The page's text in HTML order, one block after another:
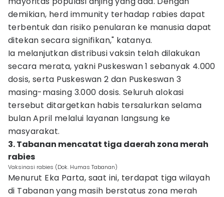
demikian, herd immunity terhadap rabies dapat
terbentuk dan risiko penularan ke manusia dapat
ditekan secara signifikan," katanya.
Ia melanjutkan distribusi vaksin telah dilakukan
secara merata, yakni Puskeswan 1 sebanyak 4.000
dosis, serta Puskeswan 2 dan Puskeswan 3
masing-masing 3.000 dosis. Seluruh alokasi
tersebut ditargetkan habis tersalurkan selama
bulan April melalui layanan langsung ke
masyarakat.
3. Tabanan mencatat tiga daerah zona merah
rabies
Vaksinasi rabies (Dok. Humas Tabanan)
Menurut Eka Parta, saat ini, terdapat tiga wilayah
di Tabanan yang masih berstatus zona merah